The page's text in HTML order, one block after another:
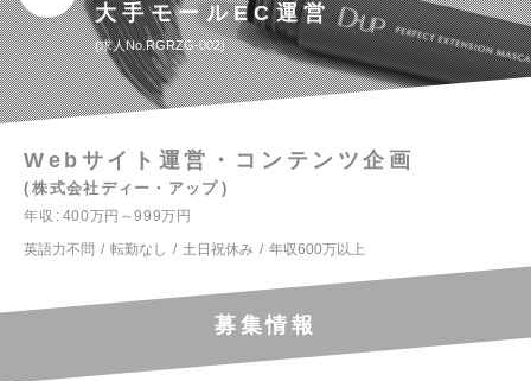
大手モールEC運営
求人No.RGRZG-002
Webサイト運営・コンテンツ企画
株式会社ディー・アップ
年収
400万円～999万円
英語力不問
転勤なし 土日祝休み 年収600万以上
募集情報